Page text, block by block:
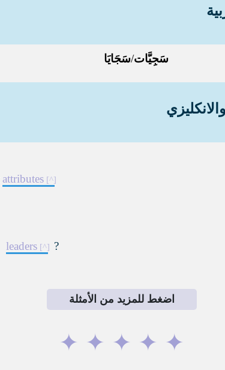
سَجِيَّات/سَجَايَا
attributes
leaders ?
اضغط للمزيد من الأمثلة
✦
✦
✦
✦
✦